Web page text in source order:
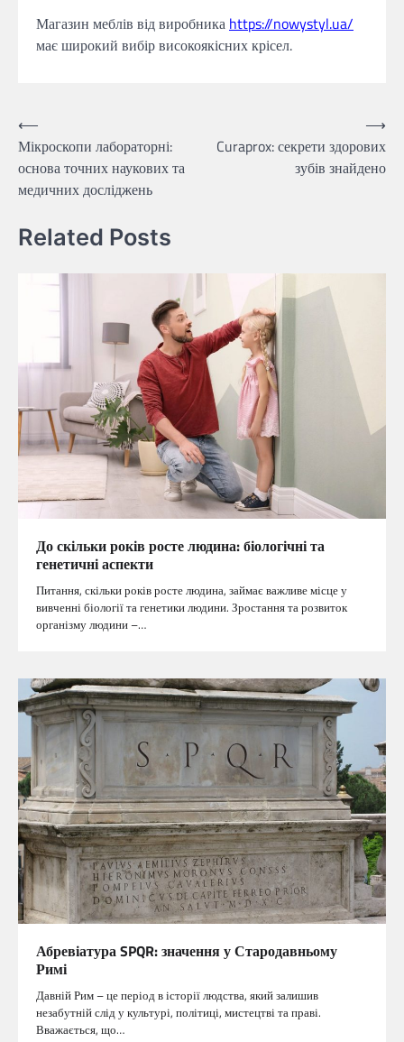
Магазин меблів від виробника https://nowystyl.ua/
має широкий вибір високоякісних крісел.
Навігація
записів
⟵
Мікроскопи лабораторні:
основа точних наукових та
медичних досліджень
Curaprox: секрети здорових
зубів знайдено
⟶
Related Posts
До скільки років росте людина: біологічні та
генетичні аспекти
Питання, скільки років росте людина, займає важливе місце у
вивченні біології та генетики людини. Зростання та розвиток
організму людини –…
Абревіатура SPQR: значення у Стародавньому
Римі
Давній Рим – це період в історії людства, який залишив
незабутній слід у культурі, політиці, мистецтві та праві.
Вважається, що…